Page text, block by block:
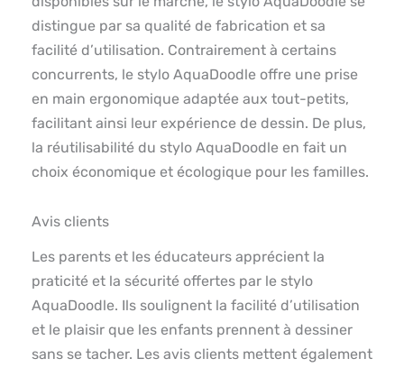
distingue par sa qualité de fabrication et sa
facilité d’utilisation. Contrairement à certains
concurrents, le stylo AquaDoodle offre une prise
en main ergonomique adaptée aux tout-petits,
facilitant ainsi leur expérience de dessin. De plus,
la réutilisabilité du stylo AquaDoodle en fait un
choix économique et écologique pour les familles.
Avis clients
Les parents et les éducateurs apprécient la
praticité et la sécurité offertes par le stylo
AquaDoodle. Ils soulignent la facilité d’utilisation
et le plaisir que les enfants prennent à dessiner
sans se tacher. Les avis clients mettent également